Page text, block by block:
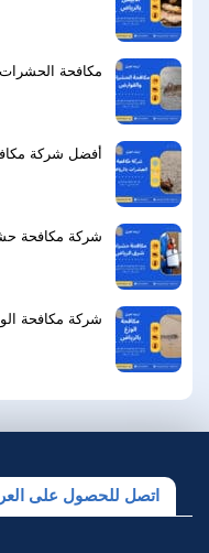
مكافحة
أفضل شركة
شركة مكافحة
شركة مكافحة
اتصل للحصول على